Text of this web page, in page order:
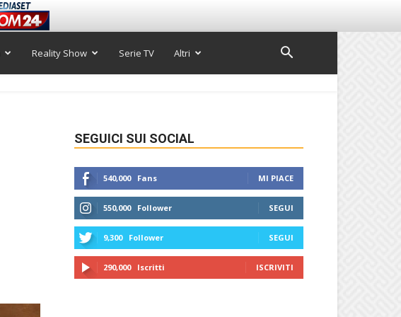
Reality Show Serie TV Altri
SEGUICI SUI SOCIAL
540,000 Fans MI PIACE
550,000 Follower SEGUI
9,300 Follower SEGUI
290,000 Iscritti ISCRIVITI